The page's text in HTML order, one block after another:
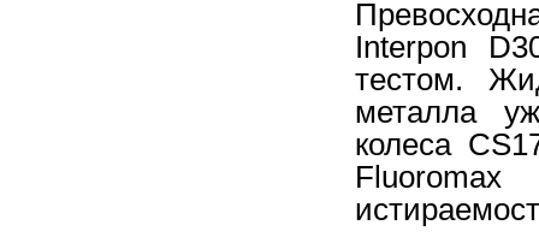
Interpon
тестом.
металла
колеса